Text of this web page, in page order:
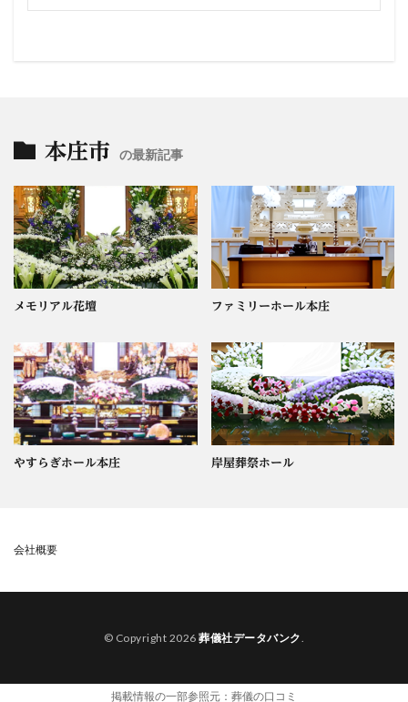
本庄市 の最新記事
メモリアル花壇 ファミリーホール本庄
やすらぎホール本庄 岸屋葬祭ホール
会社概要
© Copyright 2026葬儀社データバンク.
掲載情報の一部参照元： 葬儀の口コミ